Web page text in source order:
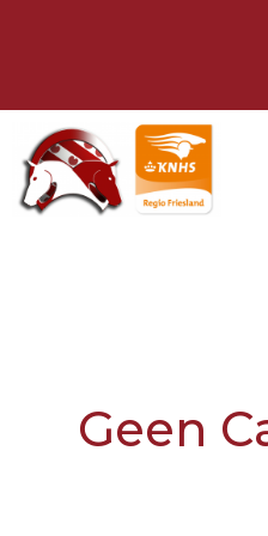
inhoud
Geen